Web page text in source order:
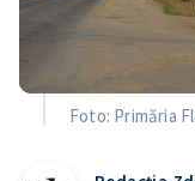
Foto: Primăria